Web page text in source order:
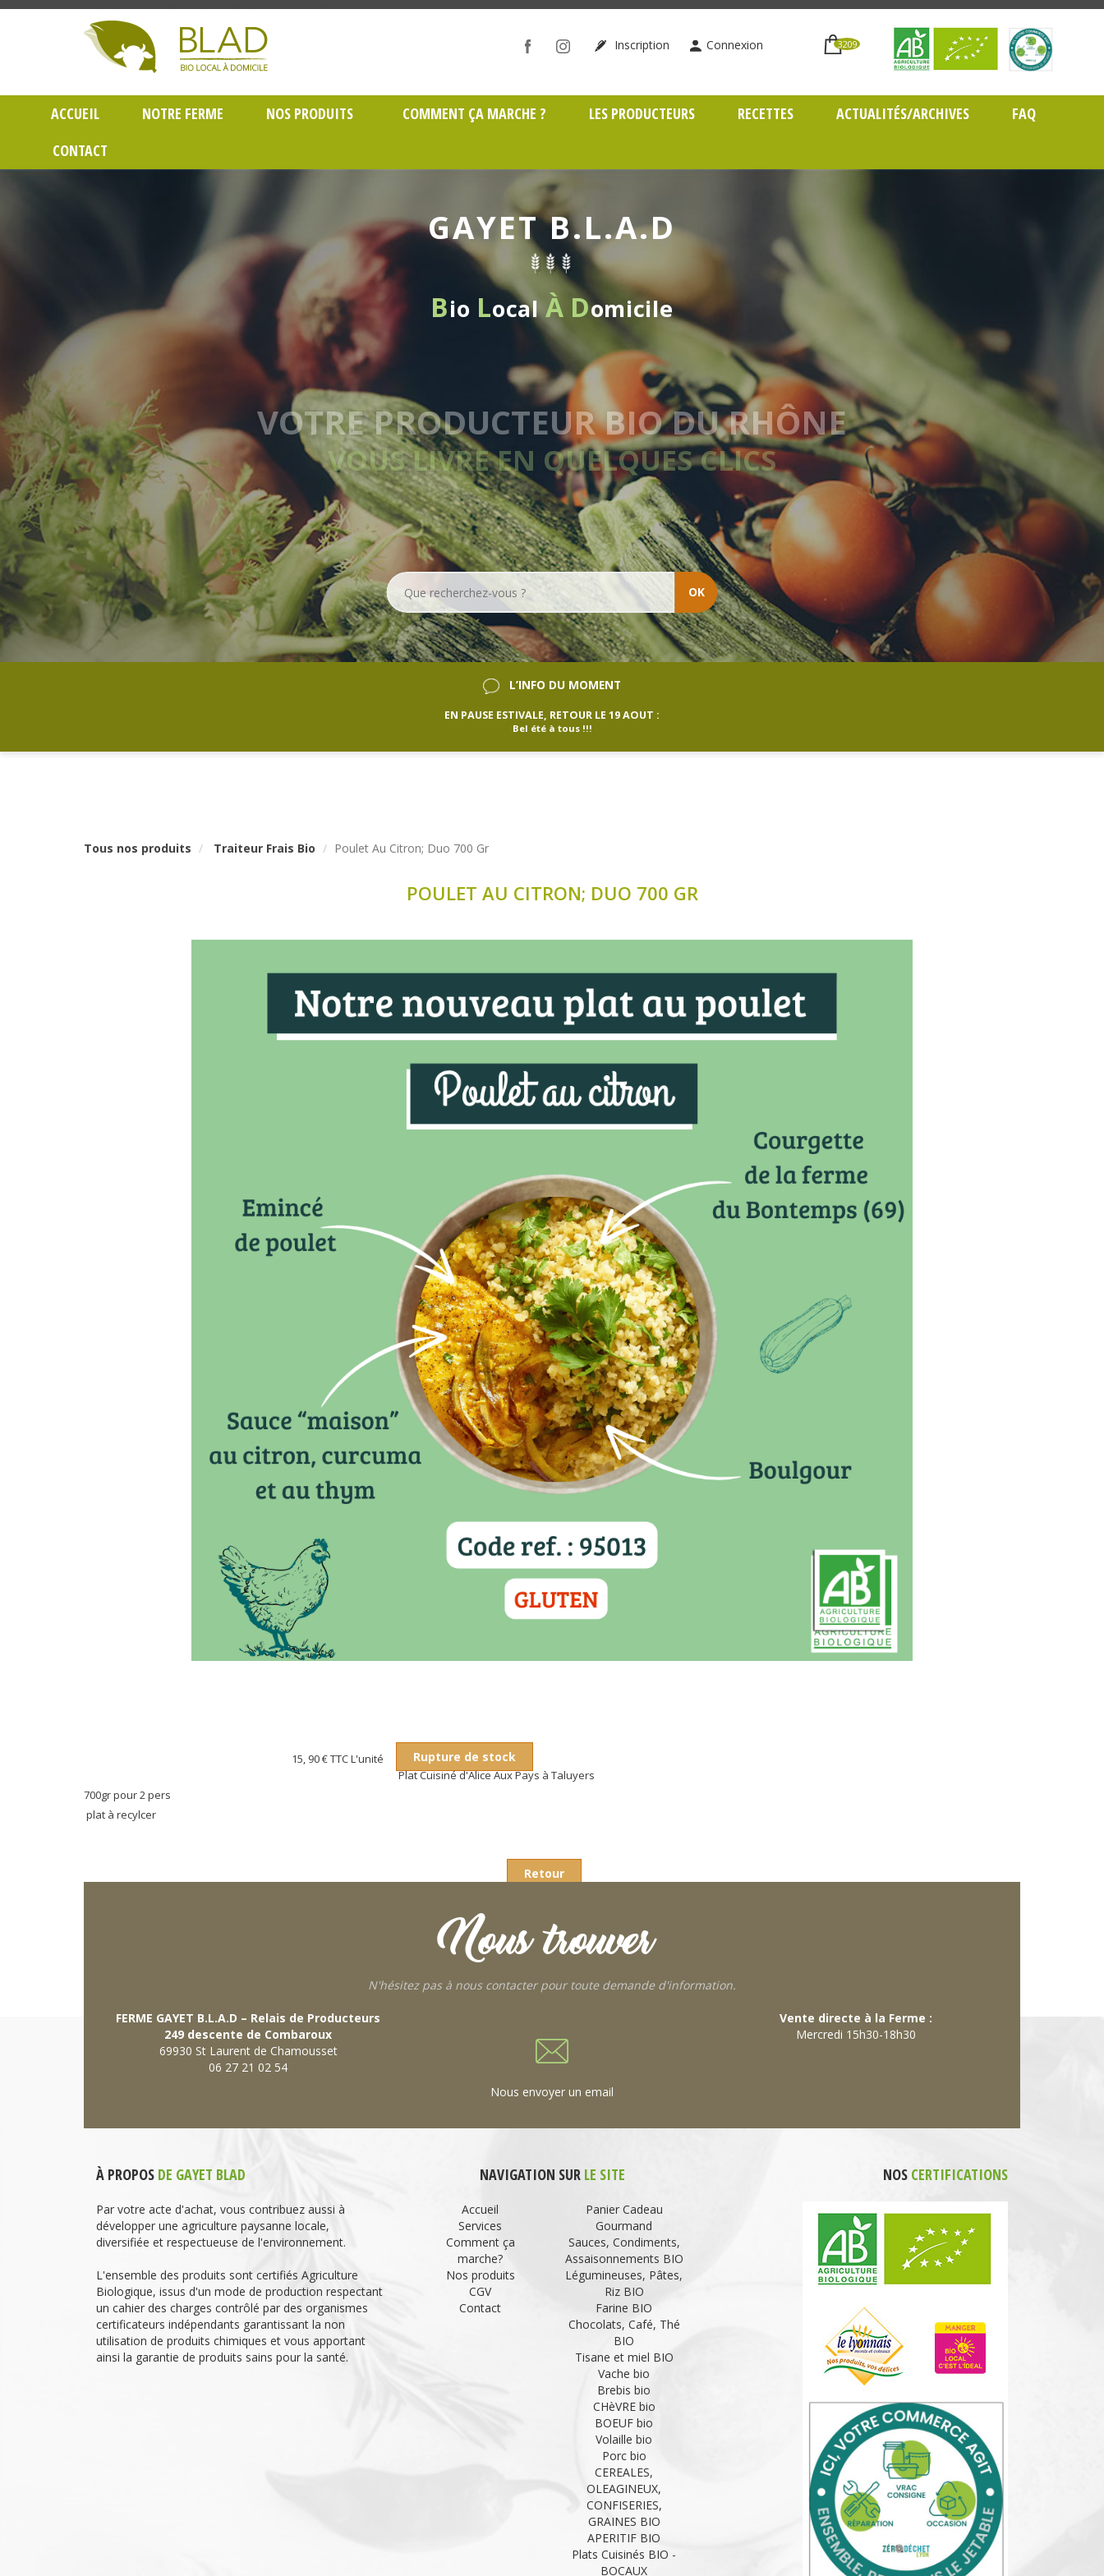
Inscription Connexion 3209
ACCUEIL NOTRE FERME NOS PRODUITS COMMENT ÇA MARCHE ? LES PRODUCTEURS RECETTES ACTUALITÉS/ARCHIVES
FAQ
CONTACT
GAYET B.L.A.D
Bio LocalÀ Domicile
LIVRAISON HEBDOMADAIRE
SANS ENGAGEMENT
OK
L’INFO DU MOMENT
EN PAUSE ESTIVALE, RETOUR LE 19 AOUT :
Bel été à tous !!!
Tous nos produits Traiteur Frais Bio Poulet Au Citron; Duo 700 Gr
POULET AU CITRON; DUO 700 GR
15, 90 €TTC L'unité Rupture de stock
Plat Cuisiné d'Alice Aux Pays à Taluyers
700gr pour 2 pers
plat à recylcer
Retour
Nous trouver
N'hésitez pas à nous contacter pour toute demande d'information.
FERME GAYET B.L.A.D – Relais de Producteurs
249 descente de Combaroux
69930 St Laurent de Chamousset
06 27 21 02 54
Nous envoyer un email
Vente directe à la Ferme :
Mercredi 15h30-18h30
À PROPOS DE GAYET BLAD
Par votre acte d'achat, vous contribuez aussi à
développer une agriculture paysanne locale,
diversifiée et respectueuse de l'environnement.
L'ensemble des produits sont certifiés Agriculture
Biologique, issus d'un mode de production respectant
un cahier des charges contrôlé par des organismes
certificateurs indépendants garantissant la non
utilisation de produits chimiques et vous apportant
ainsi la garantie de produits sains pour la santé.
NAVIGATION SUR LE SITE
Accueil
Services
Comment ça
marche?
Nos produits
CGV
Contact
Panier Cadeau
Gourmand
Sauces, Condiments,
Assaisonnements BIO
Légumineuses, Pâtes,
Riz BIO
Farine BIO
Chocolats, Café, Thé
BIO
Tisane et miel BIO
Vache bio
Brebis bio
CHèVRE bio
BOEUF bio
Volaille bio
Porc bio
CEREALES,
OLEAGINEUX,
CONFISERIES,
GRAINES BIO
APERITIF BIO
Plats Cuisinés BIO -
BOCAUX
NOS CERTIFICATIONS